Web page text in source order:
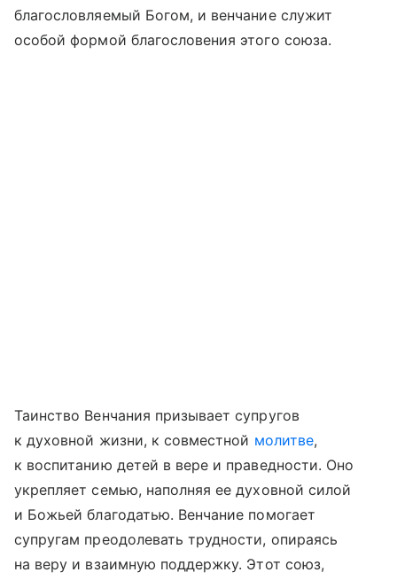
благословляемый Богом, и венчание служит
особой формой благословения этого союза.
Таинство Венчания призывает супругов
к духовной жизни, к совместной молитве,
к воспитанию детей в вере и праведности. Оно
укрепляет семью, наполняя ее духовной силой
и Божьей благодатью. Венчание помогает
супругам преодолевать трудности, опираясь
на веру и взаимную поддержку. Этот союз,